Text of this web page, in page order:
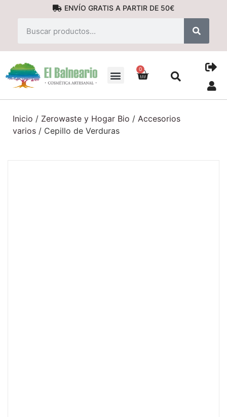
ENVÍO GRATIS A PARTIR DE 50€
0
Inicio / Zerowaste y Hogar Bio / Accesorios
varios / Cepillo de Verduras